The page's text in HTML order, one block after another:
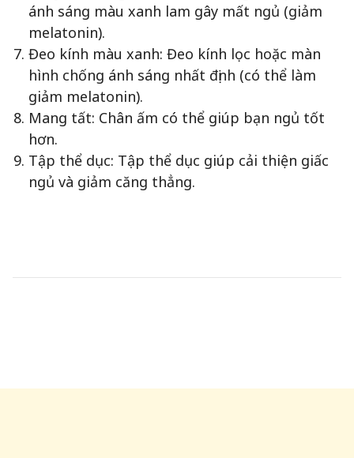
ánh sáng màu xanh lam gây mất ngủ (giảm
melatonin).
Đeo kính màu xanh: Đeo kính lọc hoặc màn
hình chống ánh sáng nhất định (có thể làm
giảm melatonin).
Mang tất: Chân ấm có thể giúp bạn ngủ tốt
hơn.
Tập thể dục: Tập thể dục giúp cải thiện giấc
ngủ và giảm căng thẳng.